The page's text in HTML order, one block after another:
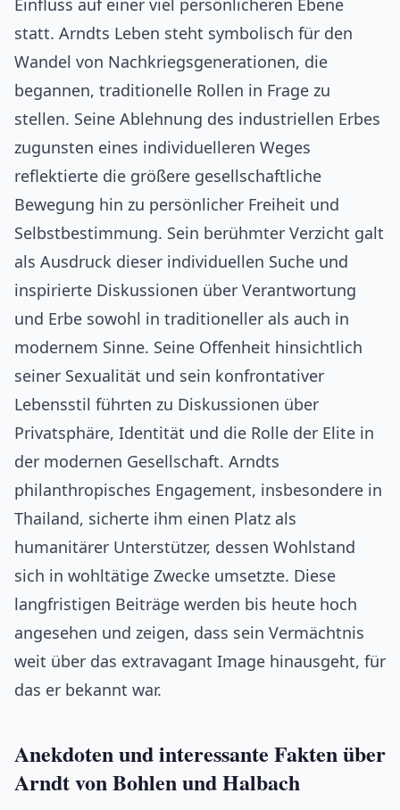
Einfluss auf einer viel persönlicheren Ebene
statt. Arndts Leben steht symbolisch für den
Wandel von Nachkriegsgenerationen, die
begannen, traditionelle Rollen in Frage zu
stellen. Seine Ablehnung des industriellen Erbes
zugunsten eines individuelleren Weges
reflektierte die größere gesellschaftliche
Bewegung hin zu persönlicher Freiheit und
Selbstbestimmung. Sein berühmter Verzicht galt
als Ausdruck dieser individuellen Suche und
inspirierte Diskussionen über Verantwortung
und Erbe sowohl in traditioneller als auch in
modernem Sinne. Seine Offenheit hinsichtlich
seiner Sexualität und sein konfrontativer
Lebensstil führten zu Diskussionen über
Privatsphäre, Identität und die Rolle der Elite in
der modernen Gesellschaft. Arndts
philanthropisches Engagement, insbesondere in
Thailand, sicherte ihm einen Platz als
humanitärer Unterstützer, dessen Wohlstand
sich in wohltätige Zwecke umsetzte. Diese
langfristigen Beiträge werden bis heute hoch
angesehen und zeigen, dass sein Vermächtnis
weit über das extravagant Image hinausgeht, für
das er bekannt war.
Anekdoten und interessante Fakten über
Arndt von Bohlen und Halbach